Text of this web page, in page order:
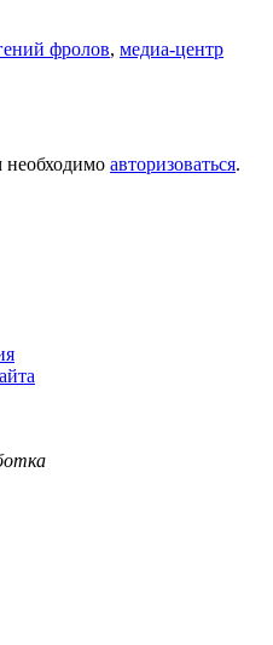
фролов, медиа-центр
необходимо авторизоваться.